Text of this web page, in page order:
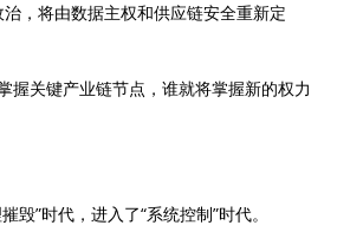
，将由数据主权和供应链安全重新定
握关键产业链节点，谁就将掌握新的权力
毁”时代，进入了“系统控制”时代。